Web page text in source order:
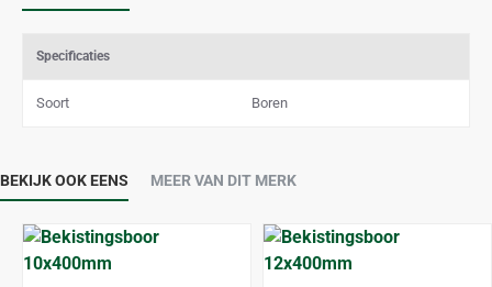
Specificaties
Soort Boren
BEKIJK OOK EENS MEER VAN DIT MERK